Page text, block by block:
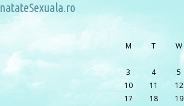
M
T W
3
4 5
10
11 12
17
18 19